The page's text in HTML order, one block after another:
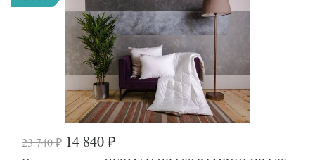
Хлопок
Сатин
German
Grass
(Австрия)
Код товара
554-797
23 740₽ 14 840 ₽